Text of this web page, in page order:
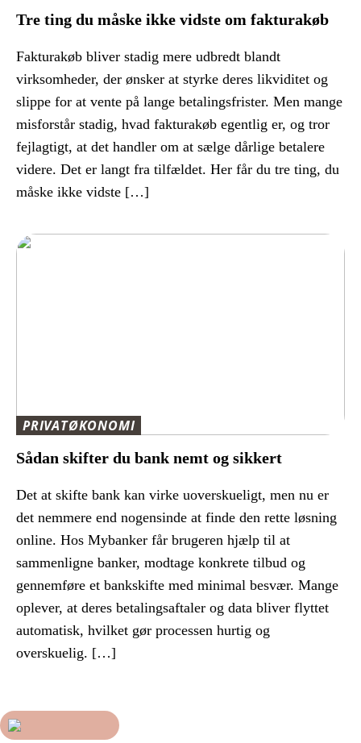
Tre ting du måske ikke vidste om fakturakøb
Fakturakøb bliver stadig mere udbredt blandt
virksomheder, der ønsker at styrke deres likviditet og
slippe for at vente på lange betalingsfrister. Men mange
misforstår stadig, hvad fakturakøb egentlig er, og tror
fejlagtigt, at det handler om at sælge dårlige betalere
videre. Det er langt fra tilfældet. Her får du tre ting, du
måske ikke vidste […]
PRIVATØKONOMI
Sådan skifter du bank nemt og sikkert
Det at skifte bank kan virke uoverskueligt, men nu er
det nemmere end nogensinde at finde den rette løsning
online. Hos Mybanker får brugeren hjælp til at
sammenligne banker, modtage konkrete tilbud og
gennemføre et bankskifte med minimal besvær. Mange
oplever, at deres betalingsaftaler og data bliver flyttet
automatisk, hvilket gør processen hurtig og
overskuelig. […]